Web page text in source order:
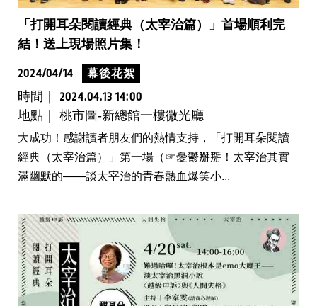
「打開耳朵閱讀經典（太宰治篇）」首場順利完
結！送上現場照片集！
2024/04/14 幕後花絮
時間｜ 2024.04.13 14:00
地點｜ 桃市圖-新總館一樓微光廳
大成功！感謝讀者朋友們的熱情支持，「打開耳朵閱讀
經典（太宰治篇）」第一場（☞憂鬱掰掰！太宰治其實
滿幽默的——談太宰治的青春熱血爆笑小...